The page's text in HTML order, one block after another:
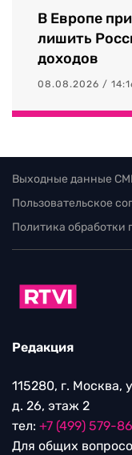
В Европе
лишить
доходов
08.08.2026 /
Выходные данные
Пользовательское
Политика обработки
Редакция
115280, г. Москва,
д. 26, этаж 2
тел: +7 (499) 579-
Для общих